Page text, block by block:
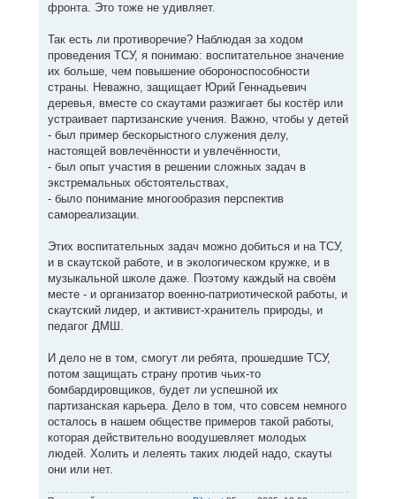
фронта. Это тоже не удивляет.
Так есть ли противоречие? Наблюдая за ходом
проведения ТСУ, я понимаю: воспитательное значение
их больше, чем повышение обороноспособности
страны. Неважно, защищает Юрий Геннадьевич
деревья, вместе со скаутами разжигает бы костёр или
устраивает партизанские учения. Важно, чтобы у детей
- был пример бескорыстного служения делу,
настоящей вовлечённости и увлечённости,
- был опыт участия в решении сложных задач в
экстремальных обстоятельствах,
- было понимание многообразия перспектив
самореализации.
Этих воспитательных задач можно добиться и на ТСУ,
и в скаутской работе, и в экологическом кружке, и в
музыкальной школе даже. Поэтому каждый на своём
месте - и организатор военно-патриотической работы, и
скаутский лидер, и активист-хранитель природы, и
педагог ДМШ.
И дело не в том, смогут ли ребята, прошедшие ТСУ,
потом защищать страну против чьих-то
бомбардировщиков, будет ли успешной их
партизанская карьера. Дело в том, что совсем немного
осталось в нашем обществе примеров такой работы,
которая действительно воодушевляет молодых
людей. Холить и лелеять таких людей надо, скауты
они или нет.